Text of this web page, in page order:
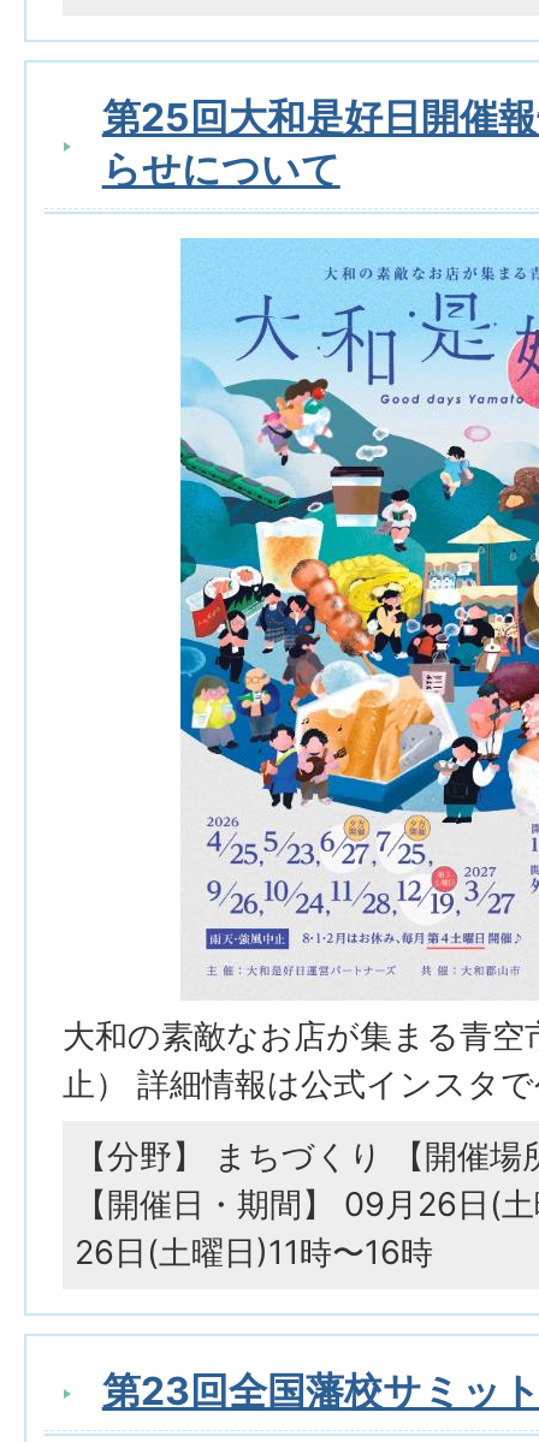
第25回大和是好日開催
らせについて
大和の素敵なお店が集まる青空
止） 詳細情報は公式インスタ
【分野】 まちづくり 【開催
【開催日・期間】 09月26日(
26日(土曜日)11時〜16時
第23回全国藩校サミッ